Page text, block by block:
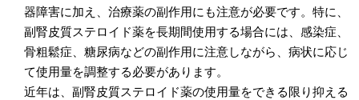
器障害に加え、治療薬の副作用にも注意が必要です。特に、
副腎皮質ステロイド薬を長期間使用する場合には、感染症、
骨粗鬆症、糖尿病などの副作用に注意しながら、病状に応じ
て使用量を調整する必要があります。
近年は、副腎皮質ステロイド薬の使用量をできる限り抑える